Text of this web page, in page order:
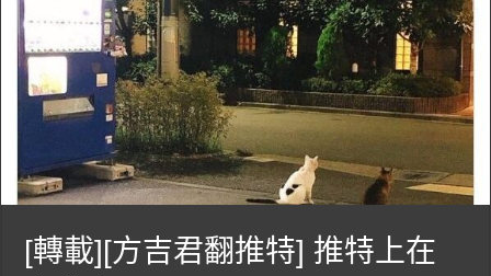
[轉載][方吉君翻推特] 推特上在